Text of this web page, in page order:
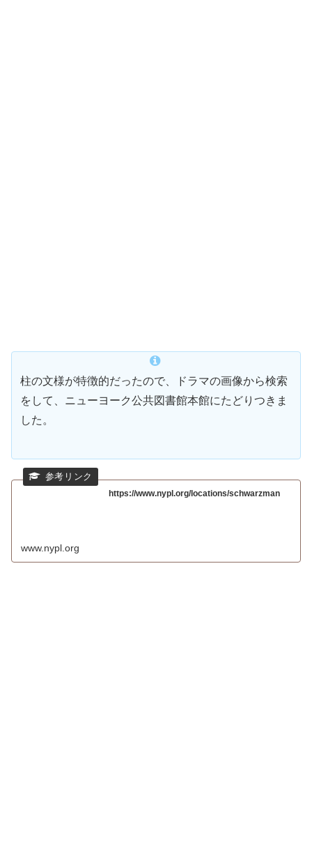
柱の文様が特徴的だったので、ドラマの画像から検索
をして、ニューヨーク公共図書館本館にたどりつきま
した。
https://www.nypl.org/locations/schwarzman
www.nypl.org